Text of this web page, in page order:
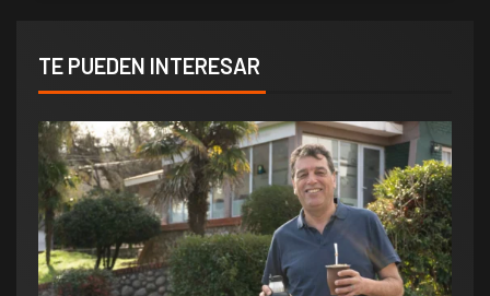
TE PUEDEN INTERESAR